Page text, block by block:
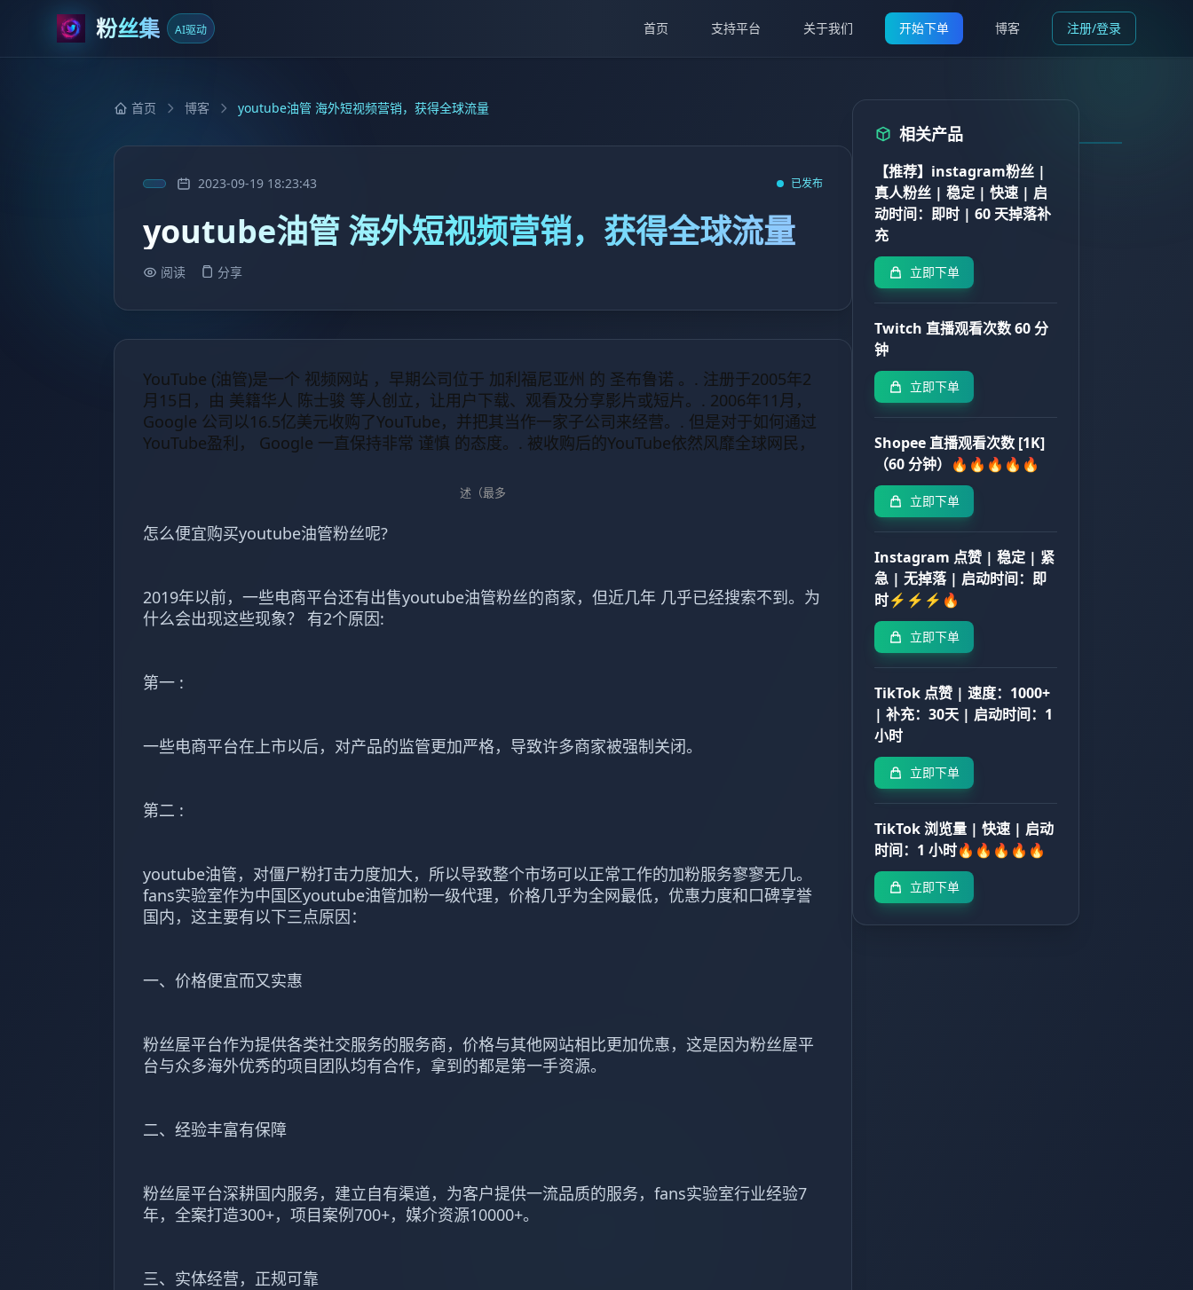
粉丝集 AI驱动 首页 支持平台 关于我们 开始下单 博客 注册/登录
首页 博客 youtube油管 海外短视频营销，获得全球流量
2023-09-19 18:23:43 已发布
youtube油管 海外短视频营销，获得全球流量
阅读 分享
YouTube (油管)是一个 视频网站 ，早期公司位于 加利福尼亚州 的 圣布鲁诺 。. 注册于2005年2
月15日，由 美籍华人 陈士骏 等人创立，让用户下载、观看及分享影片或短片。. 2006年11月，
Google 公司以16.5亿美元收购了YouTube，并把其当作一家子公司来经营。. 但是对于如何通过
YouTube盈利， Google 一直保持非常 谨慎 的态度。. 被收购后的YouTube依然风靡全球网民，
述（最多
怎么便宜购买youtube油管粉丝呢?
2019年以前，一些电商平台还有出售youtube油管粉丝的商家，但近几年 几乎已经搜索不到。为
什么会出现这些现象？ 有2个原因:
第一 :
一些电商平台在上市以后，对产品的监管更加严格，导致许多商家被强制关闭。
第二 :
youtube油管，对僵尸粉打击力度加大，所以导致整个市场可以正常工作的加粉服务寥寥无几。
fans实验室作为中国区youtube油管加粉一级代理，价格几乎为全网最低，优惠力度和口碑享誉
国内，这主要有以下三点原因：
一、价格便宜而又实惠
粉丝屋平台作为提供各类社交服务的服务商，价格与其他网站相比更加优惠，这是因为粉丝屋平
台与众多海外优秀的项目团队均有合作，拿到的都是第一手资源。
二、经验丰富有保障
粉丝屋平台深耕国内服务，建立自有渠道，为客户提供一流品质的服务，fans实验室行业经验7
年，全案打造300+，项目案例700+，媒介资源10000+。
三、实体经营，正规可靠
相关产品
【推荐】instagram粉丝 |
真人粉丝 | 稳定 | 快速 | 启
动时间：即时 | 60 天掉落补
充
立即下单
Twitch 直播观看次数 60 分
钟
立即下单
Shopee 直播观看次数 [1K]
（60 分钟）🔥🔥🔥🔥🔥
立即下单
Instagram 点赞 | 稳定 | 紧
急 | 无掉落 | 启动时间：即
时⚡⚡⚡🔥
立即下单
TikTok 点赞 | 速度：1000+
| 补充：30天 | 启动时间：1
小时
立即下单
TikTok 浏览量 | 快速 | 启动
时间：1 小时🔥🔥🔥🔥🔥
立即下单